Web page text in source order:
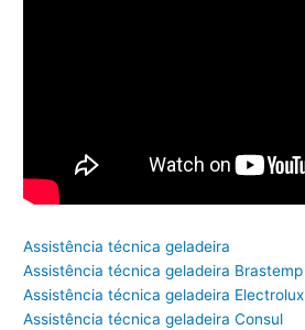
Assistência técnica geladeira
Assistência técnica geladeira Brastemp
Assistência técnica geladeira Electrolux
Assistência técnica geladeira Consul